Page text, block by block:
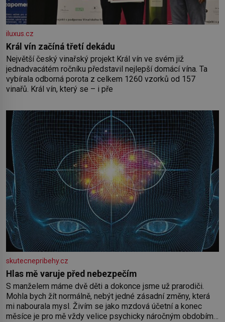
iluxus.cz
Král vín začíná třetí dekádu
Největší český vinařský projekt Král vín ve svém již
jednadvacátém ročníku představil nejlepší domácí vína. Ta
vybírala odborná porota z celkem 1260 vzorků od 157
vinařů. Král vín, který se – i pře
skutecnepribehy.cz
Hlas mě varuje před nebezpečím
S manželem máme dvě děti a dokonce jsme už prarodiči.
Mohla bych žít normálně, nebýt jedné zásadní změny, která
mi nabourala mysl. Živím se jako mzdová účetní a konec
měsíce je pro mě vždy velice psychicky náročným obdobím.